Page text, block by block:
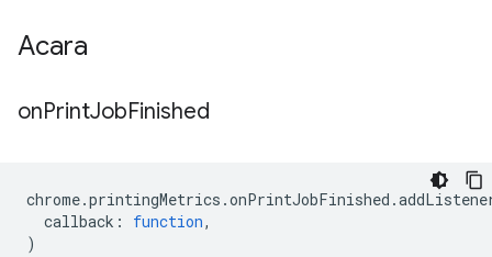
Acara
onPrintJobFinished
chrome.printingMetrics .onPrintJobFinished .
callback : function,
)